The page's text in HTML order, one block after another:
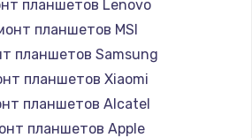
Заказать
990 руб.
Заказать
планшетов Lenovo
планшетов MSI
планшетов Samsung
планшетов Xiaomi
планшетов Alcatel
планшетов Apple